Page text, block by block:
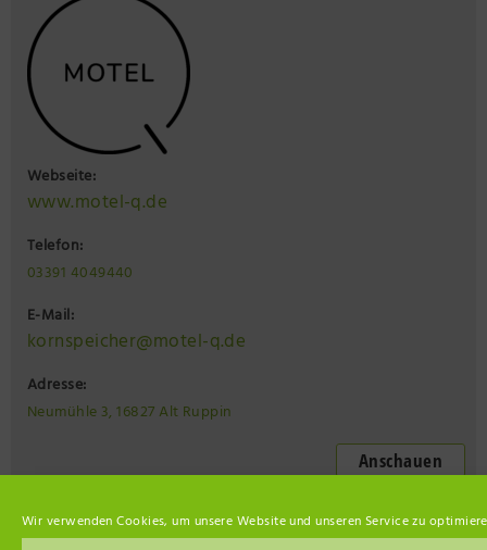
Wir verwenden Cookies, um unsere Website und unseren Service zu
Webseite:
www.motel-q.de
Telefon:
03391 4049440
E-Mail:
kornspeicher@motel-q.de
Adresse:
Neumühle 3, 16827 Alt Ruppin
Anschauen
Restaurant Up-Hus